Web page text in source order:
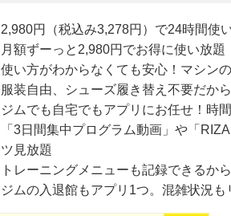
2,980円（税込み3,278円）で24時間使
月額ずーっと2,980円でお得に使い放題
使い方がわからなくても安心！マシン
服装自由、シューズ履き替え不要だか
ジムでも自宅でもアプリにお任せ！時
「3日間集中プログラム動画」や「
ツ見放題
トレーニングメニューも記録できるか
ジムの入退館もアプリ1つ。混雑状況